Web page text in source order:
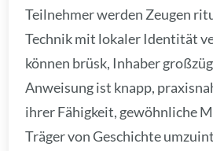
Teilnehmer werden Zeugen
Technik mit lokaler Identität
können brüsk, Inhaber
Anweisung ist knapp,
ihrer Fähigkeit, gewöhnliche
Träger von Geschichte